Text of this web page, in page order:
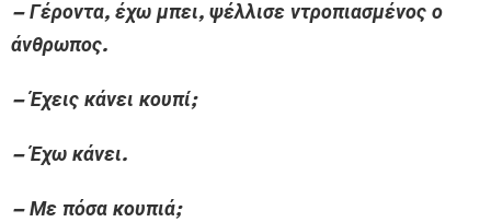
– Γέροντα, έχω μπει, ψέλλισε ντροπιασμένος ο
άνθρωπος.
– Έχεις κάνει κουπί;
– Έχω κάνει.
– Με πόσα κουπιά;